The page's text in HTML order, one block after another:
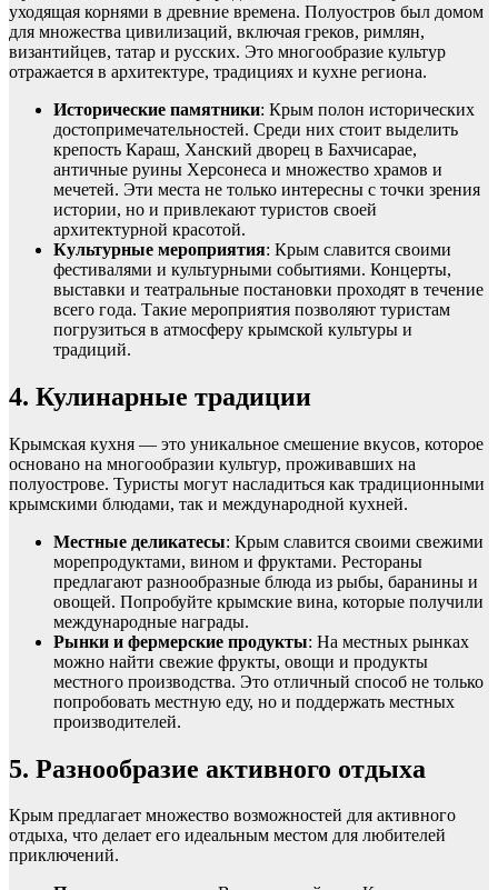
уходящая корнями в древние времена. Полуостров был домом
для множества цивилизаций, включая греков, римлян,
византийцев, татар и русских. Это многообразие культур
отражается в архитектуре, традициях и кухне региона.
Исторические памятники: Крым полон исторических
достопримечательностей. Среди них стоит выделить
крепость Караш, Ханский дворец в Бахчисарае,
античные руины Херсонеса и множество храмов и
мечетей. Эти места не только интересны с точки зрения
истории, но и привлекают туристов своей
архитектурной красотой.
Культурные мероприятия: Крым славится своими
фестивалями и культурными событиями. Концерты,
выставки и театральные постановки проходят в течение
всего года. Такие мероприятия позволяют туристам
погрузиться в атмосферу крымской культуры и
традиций.
4. Кулинарные традиции
Крымская кухня — это уникальное смешение вкусов, которое
основано на многообразии культур, проживавших на
полуострове. Туристы могут насладиться как традиционными
крымскими блюдами, так и международной кухней.
Местные деликатесы: Крым славится своими свежими
морепродуктами, вином и фруктами. Рестораны
предлагают разнообразные блюда из рыбы, баранины и
овощей. Попробуйте крымские вина, которые получили
международные награды.
Рынки и фермерские продукты: На местных рынках
можно найти свежие фрукты, овощи и продукты
местного производства. Это отличный способ не только
попробовать местную еду, но и поддержать местных
производителей.
5. Разнообразие активного отдыха
Крым предлагает множество возможностей для активного
отдыха, что делает его идеальным местом для любителей
приключений.